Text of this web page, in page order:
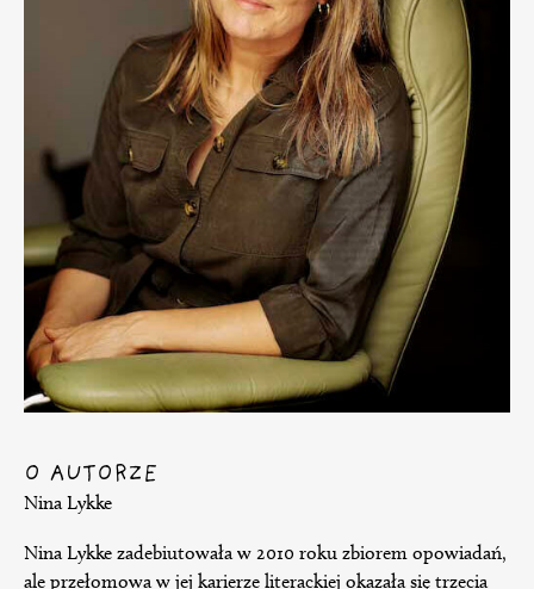
O AUTORZE
Nina Lykke
Nina Lykke zadebiutowała w 2010 roku zbiorem opowiadań,
ale przełomowa w jej karierze literackiej okazała się trzecia